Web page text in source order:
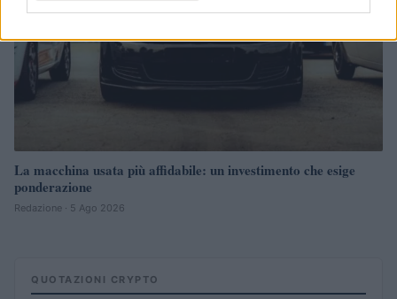
La macchina usata più affidabile: un investimento che esige
ponderazione
Redazione · 5 Ago 2026
QUOTAZIONI CRYPTO